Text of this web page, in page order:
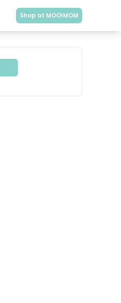
Shop at MOOIMOM